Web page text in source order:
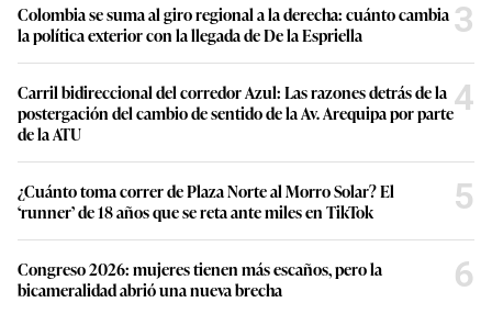
Colombia se suma al giro regional a la derecha: cuánto cambia
la política exterior con la llegada de De la Espriella
3
Carril bidireccional del corredor Azul: Las razones detrás de la
postergación del cambio de sentido de la Av. Arequipa por parte
de la ATU
4
¿Cuánto toma correr de Plaza Norte al Morro Solar? El
‘runner’ de 18 años que se reta ante miles en TikTok
5
Congreso 2026: mujeres tienen más escaños, pero la
bicameralidad abrió una nueva brecha
6